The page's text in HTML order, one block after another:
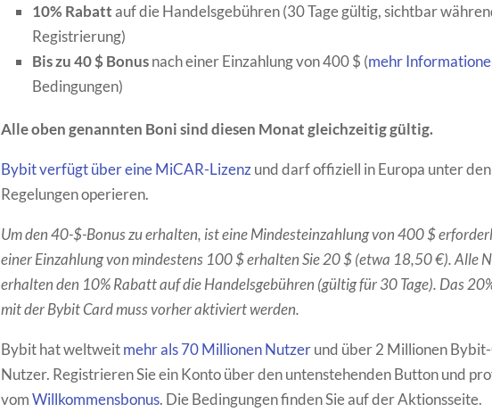
10% Rabattauf die Handelsgebühren (30 Tage gültig, sichtbar
Registrierung)
Bis zu 40 $ Bonusnach einer Einzahlung von 400 $ (mehr
Bedingungen)
Alle oben genannten Boni sind diesen Monat gleichzeitig gültig.
Bybit verfügt über eine MiCAR-Lizenzund darf offiziell in Europa unter
Regelungen operieren.
Um den 40-$-Bonus zu erhalten, ist eine Mindesteinzahlung von 400 $
einer Einzahlung von mindestens 100 $ erhalten Sie 20 $ (etwa 18,50 €). Alle
erhalten den 10% Rabatt auf die Handelsgebühren (gültig für 30 Tage). Das
mit der Bybit Card muss vorher aktiviert werden.
Bybit hat weltweitmehr als 70 Millionen Nutzerund über 2 Millionen
Nutzer. Registrieren Sie ein Konto über den untenstehenden Button und
vomWillkommensbonus. Die Bedingungen finden Sie auf der Aktionsseite.